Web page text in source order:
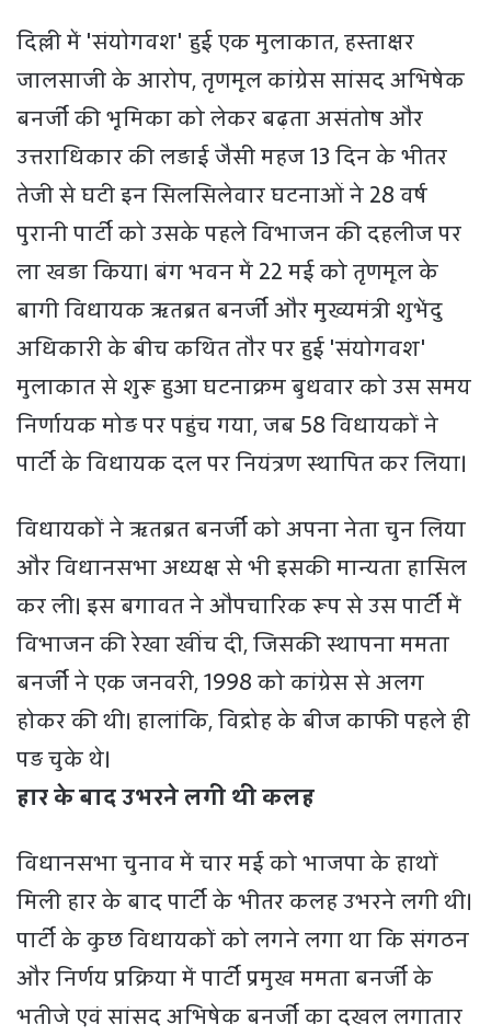
दिल्ली में 'संयोगवश' हुई एक मुलाकात, हस्ताक्षर
जालसाजी के आरोप, तृणमूल कांग्रेस सांसद अभिषेक
बनर्जी की भूमिका को लेकर बढ़ता असंतोष और
उत्तराधिकार की लड़ाई जैसी महज 13 दिन के भीतर
तेजी से घटी इन सिलसिलेवार घटनाओं ने 28 वर्ष
पुरानी पार्टी को उसके पहले विभाजन की दहलीज पर
ला खड़ा किया। बंग भवन में 22 मई को तृणमूल के
बागी विधायक ऋतब्रत बनर्जी और मुख्यमंत्री शुभेंदु
अधिकारी के बीच कथित तौर पर हुई 'संयोगवश'
मुलाकात से शुरू हुआ घटनाक्रम बुधवार को उस समय
निर्णायक मोड़ पर पहुंच गया, जब 58 विधायकों ने
पार्टी के विधायक दल पर नियंत्रण स्थापित कर लिया।
विधायकों ने ऋतब्रत बनर्जी को अपना नेता चुन लिया
और विधानसभा अध्यक्ष से भी इसकी मान्यता हासिल
कर ली। इस बगावत ने औपचारिक रूप से उस पार्टी में
विभाजन की रेखा खींच दी, जिसकी स्थापना ममता
बनर्जी ने एक जनवरी, 1998 को कांग्रेस से अलग
होकर की थी। हालांकि, विद्रोह के बीज काफी पहले ही
पड़ चुके थे।
हार के बाद उभरने लगी थी कलह
विधानसभा चुनाव में चार मई को भाजपा के हाथों
मिली हार के बाद पार्टी के भीतर कलह उभरने लगी थी।
पार्टी के कुछ विधायकों को लगने लगा था कि संगठन
और निर्णय प्रक्रिया में पार्टी प्रमुख ममता बनर्जी के
भतीजे एवं सांसद अभिषेक बनर्जी का दखल लगातार